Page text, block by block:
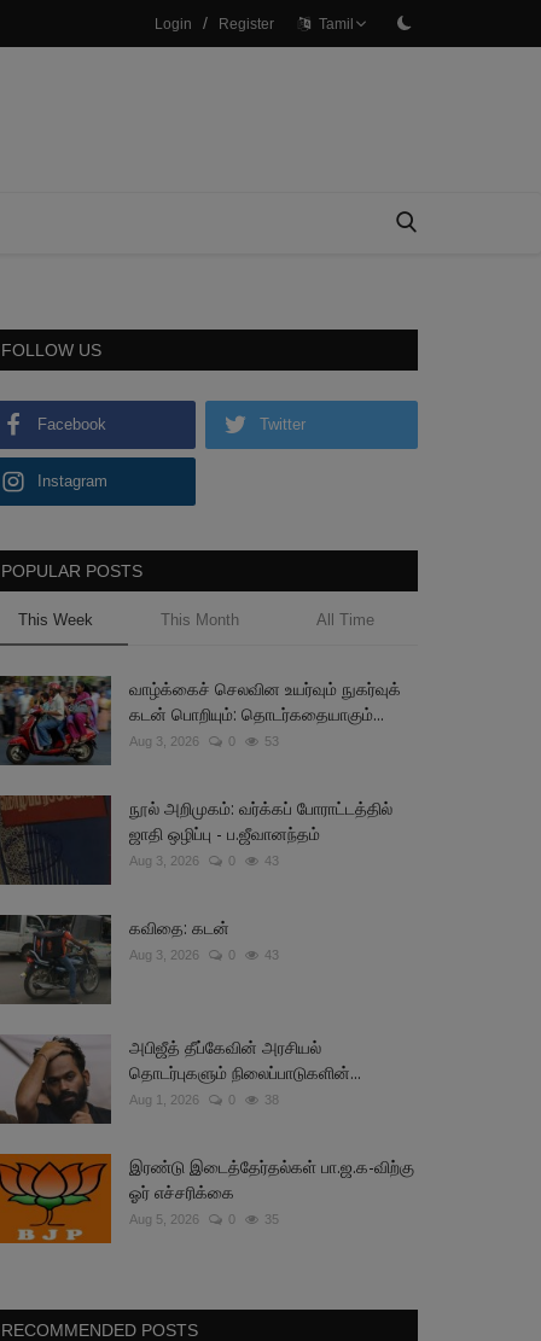
Login / Register Tamil
FOLLOW US
Facebook Twitter
Instagram
POPULAR POSTS
This Week This Month All Time
வாழ்க்கைச் செலவின உயர்வும் நுகர்வுக்
கடன் பொறியும்: தொடர்கதையாகும்...
Aug 3, 2026 0 53
நூல் அறிமுகம்: வர்க்கப் போராட்டத்தில்
ஜாதி ஒழிப்பு - ப.ஜீவானந்தம்
Aug 3, 2026 0 43
கவிதை: கடன்
Aug 3, 2026 0 43
அபிஜீத் தீப்கேவின் அரசியல்
தொடர்புகளும் நிலைப்பாடுகளின்...
Aug 1, 2026 0 38
இரண்டு இடைத்தேர்தல்கள் பா.ஜ.க-விற்கு
ஓர் எச்சரிக்கை
Aug 5, 2026 0 35
RECOMMENDED POSTS